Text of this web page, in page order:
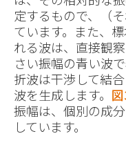
定するもので、（
ています。また、
れる波は、直接観
さい振幅の青い波
折波は干渉して結
波を生成します。
振幅は、個別の成
しています。